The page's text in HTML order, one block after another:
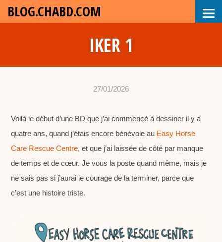
BLOG.CHABD.COM
IKER 1
27/01/2026
h
a
b
d
Voilà le début d’une BD que j’ai commencé à dessiner il y a
quatre ans, quand j’étais encore bénévole au Easy Horse
Care Rescue Centre, et que j’ai laissée de côté par manque
de temps et de cœur. Je vous la poste quand même, mais je
ne sais pas si j’aurai le courage de la terminer, parce que
c’est une histoire triste.